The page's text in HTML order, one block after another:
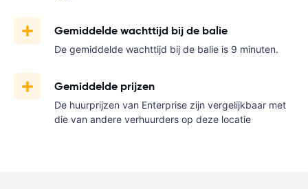
Gemiddelde wachttijd bij de balie
De gemiddelde wachttijd bij de balie is 9 minuten.
Gemiddelde prijzen
De huurprijzen van Enterprise zijn vergelijkbaar met
die van andere verhuurders op deze locatie